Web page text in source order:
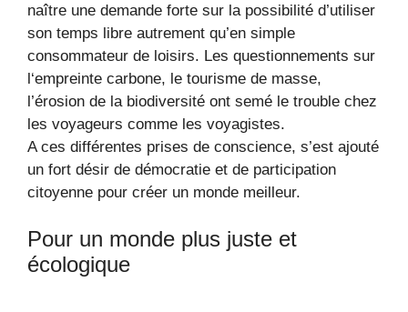
naître une demande forte sur la possibilité d’utiliser
son temps libre autrement qu’en simple
consommateur de loisirs. Les questionnements sur
l‘empreinte carbone, le tourisme de masse,
l’érosion de la biodiversité ont semé le trouble chez
les voyageurs comme les voyagistes.
A ces différentes prises de conscience, s’est ajouté
un fort désir de démocratie et de participation
citoyenne pour créer un monde meilleur.
Pour un monde plus juste et
écologique